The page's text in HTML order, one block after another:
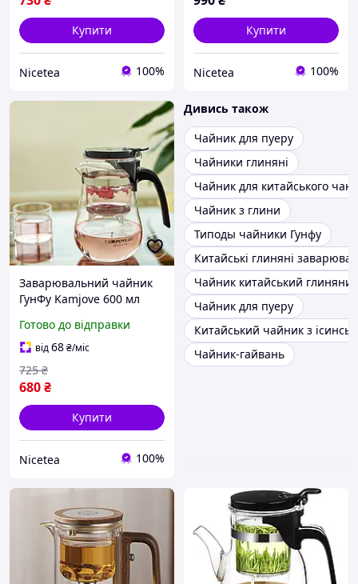
Купити
Nicetea 100%
Купити
Nicetea 100%
Заварювальний чайник
ГунФу Kamjove 600 мл
Готово до відправки
від68₴/міс
680₴
725 ₴
Купити
Nicetea 100%
Дивись також
Чайник для пуеру
Чайники глиняні
Чайник для китайського чаю
Чайник з глини
Типоды чайники Гунфу
Китайські глиняні
Чайник китайський
Чайник для пуеру
Китайський чайник з
Чайник-гайвань